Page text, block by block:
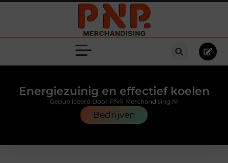
Energiezuinig en effectief koelen
Bedrijven
Gepubliceerd Door PNR Merchandising.nl